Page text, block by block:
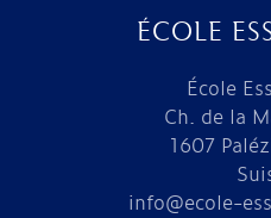
ÉCOLE
École
Ch. de la
1607
info@ecole-